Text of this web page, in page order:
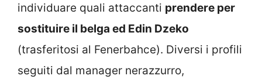
individuare quali attaccanti prendere per
sostituire il belga ed Edin Dzeko
(trasferitosi al Fenerbahce). Diversi i profili
seguiti dal manager nerazzurro,